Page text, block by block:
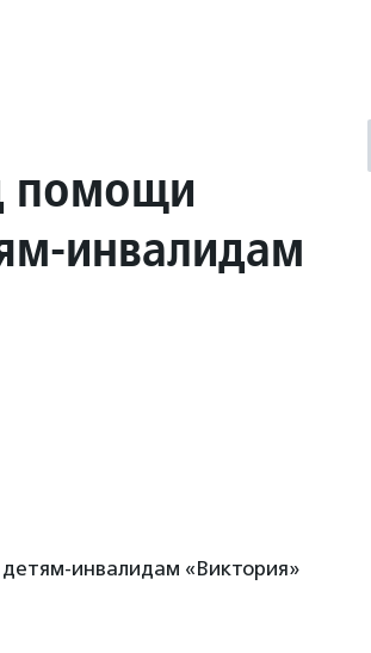
помощи
инвалидам
инвалидам «Виктория»